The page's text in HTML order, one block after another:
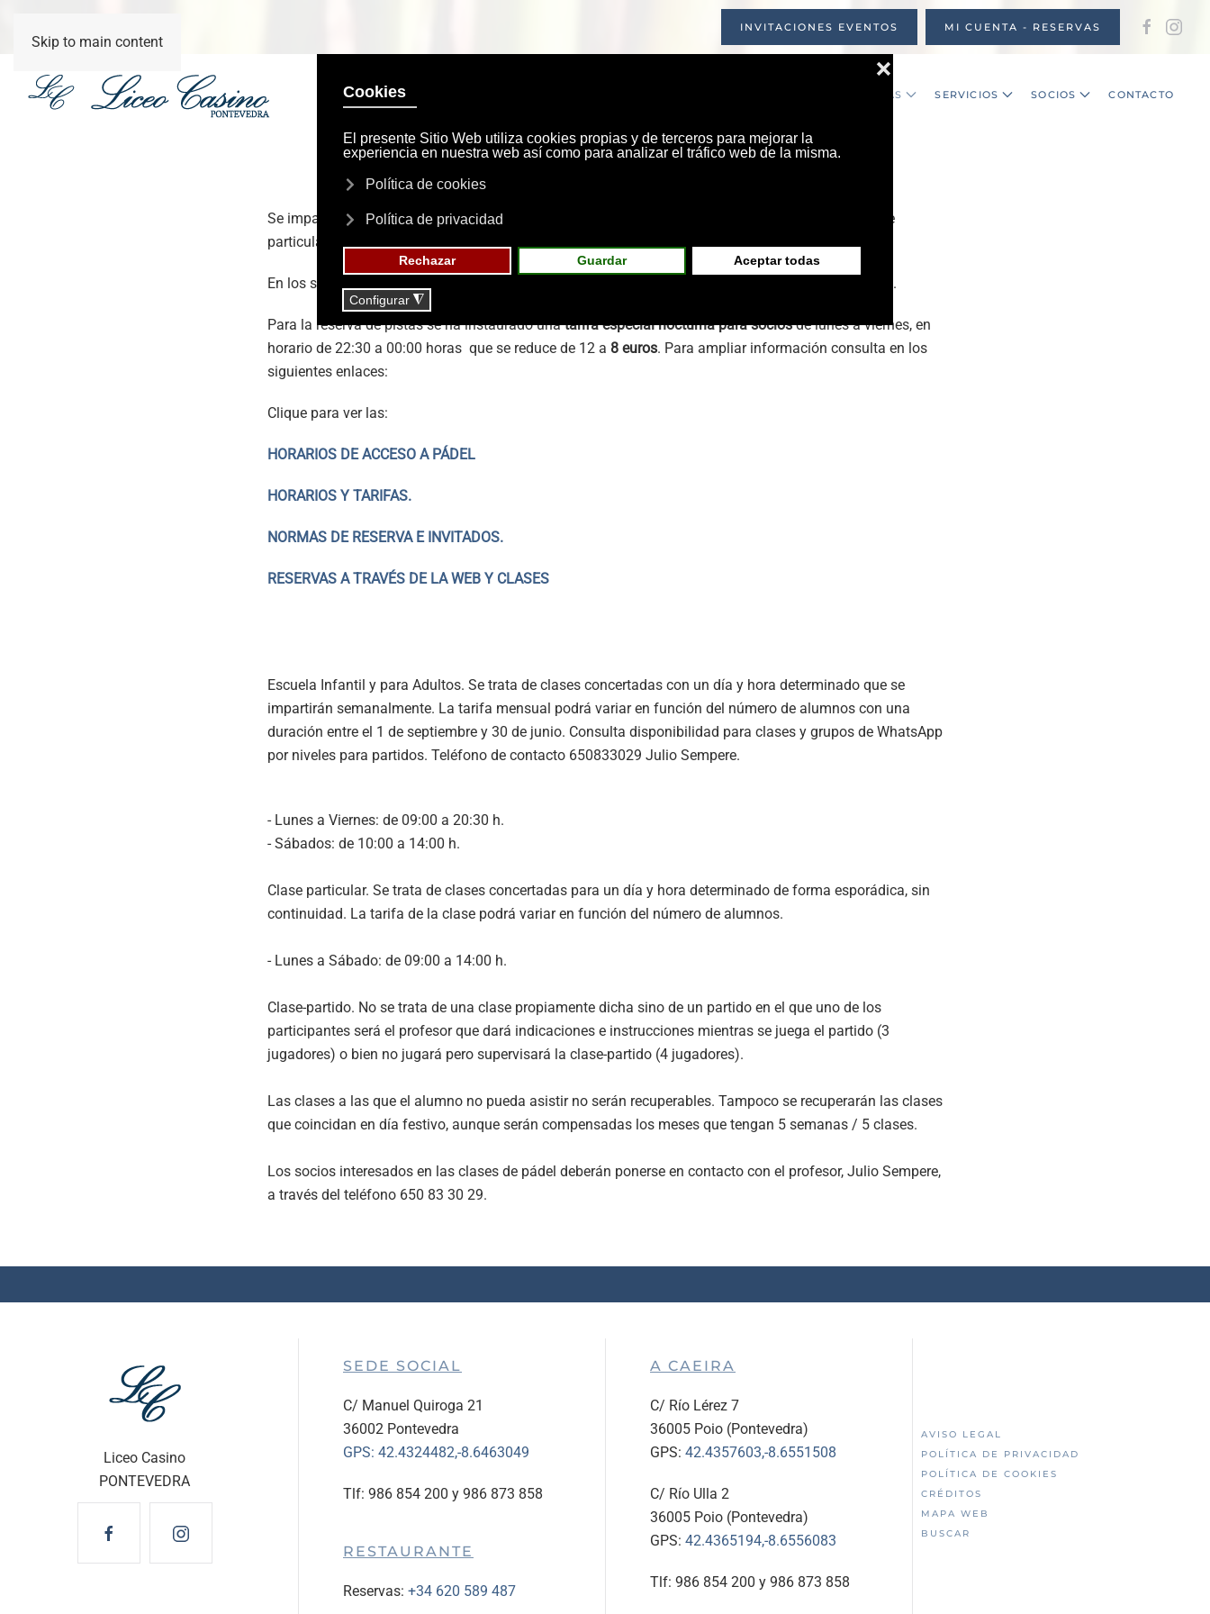
Skip to main content
INVITACIONES EVENTOS MI CUENTA - RESERVAS
NOTICIAS SERVICIOS SOCIOS CONTACTO
Pádel Temporada 2025-2026
Se imparten diferentes modalidades de clases de pádel: escuela infantil, escuela de adultos y clase
particular.
En los siguientes enlaces pueden revisar los horarios, tarifas y las normas para la reserva de pistas.
Para la reserva de pistas se ha instaurado unatarifa especial nocturna para sociosde lunes a viernes, en
horario de 22:30 a 00:00 horas que se reduce de 12 a 8 euros. Para ampliar información consulta en los
siguientes enlaces:
Clique para ver las:
HORARIOS DE ACCESO A PÁDEL
HORARIOS Y TARIFAS.
NORMAS DE RESERVA E INVITADOS.
RESERVAS A TRAVÉS DE LA WEB Y CLASES
Escuela Infantil y para Adultos. Se trata de clases concertadas con un día y hora determinado que se
impartirán semanalmente. La tarifa mensual podrá variar en función del número de alumnos con una
duración entre el 1 de septiembre y 30 de junio. Consulta disponibilidad para clases y grupos de WhatsApp
por niveles para partidos. Teléfono de contacto 650833029 Julio Sempere.
- Lunes a Viernes: de 09:00 a 20:30 h.
- Sábados: de 10:00 a 14:00 h.
Clase particular. Se trata de clases concertadas para un día y hora determinado de forma esporádica, sin
continuidad. La tarifa de la clase podrá variar en función del número de alumnos.
- Lunes a Sábado: de 09:00 a 14:00 h.
Clase-partido. No se trata de una clase propiamente dicha sino de un partido en el que uno de los
participantes será el profesor que dará indicaciones e instrucciones mientras se juega el partido (3
jugadores) o bien no jugará pero supervisará la clase-partido (4 jugadores).
Las clases a las que el alumno no pueda asistir no serán recuperables. Tampoco se recuperarán las clases
que coincidan en día festivo, aunque serán compensadas los meses que tengan 5 semanas / 5 clases.
Los socios interesados en las clases de pádel deberán ponerse en contacto con el profesor, Julio Sempere,
a través del teléfono 650 83 30 29.
Liceo Casino
PONTEVEDRA
SEDE SOCIAL
C/ Manuel Quiroga 21
36002 Pontevedra
GPS: 42.4324482,-8.6463049
Tlf: 986 854 200 y 986 873 858
RESTAURANTE
Reservas: +34 620 589 487
A CAEIRA
C/ Río Lérez 7
36005 Poio (Pontevedra)
GPS: 42.4357603,-8.6551508
C/ Río Ulla 2
36005 Poio (Pontevedra)
GPS: 42.4365194,-8.6556083
Tlf: 986 854 200 y 986 873 858
AVISO LEGAL
POLÍTICA DE PRIVACIDAD
POLÍTICA DE COOKIES
CRÉDITOS
MAPA WEB
BUSCAR